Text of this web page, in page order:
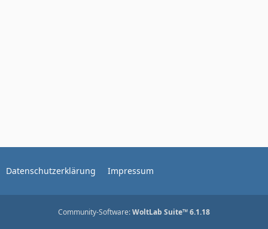
Datenschutzerklärung Impressum
Community-Software:WoltLab Suite™ 6.1.18